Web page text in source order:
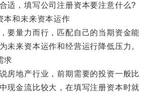
，填写公司注册资本要注意什么?
和未来资本运作
量力而行，匹配自己的当期资金能
未来资本运作和经营运行降低压力。
求
地产行业，前期需要的投资一般比
现金流比较大，在填写注册资本时就